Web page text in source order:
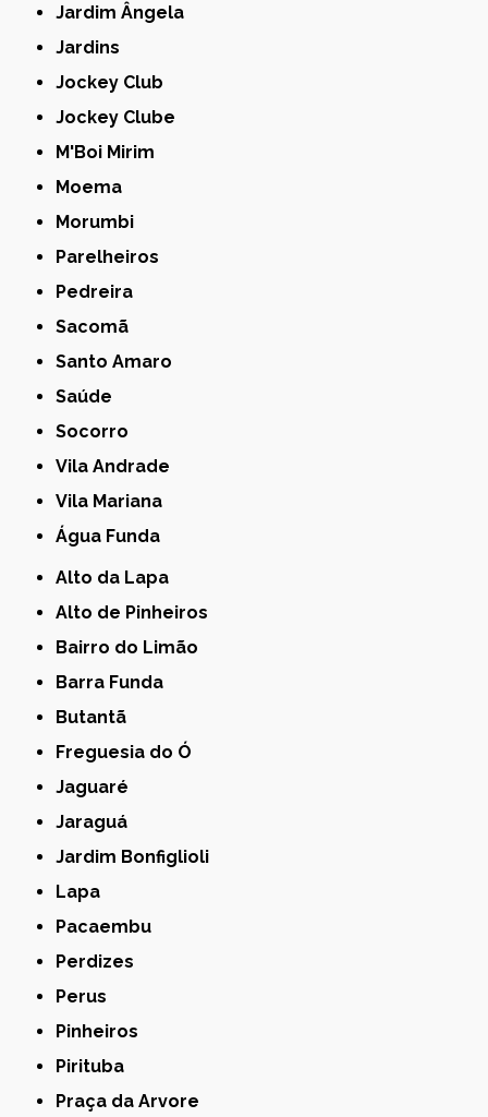
Jardim Ângela
Jardins
Jockey Club
Jockey Clube
M'Boi Mirim
Moema
Morumbi
Parelheiros
Pedreira
Sacomã
Santo Amaro
Saúde
Socorro
Vila Andrade
Vila Mariana
Água Funda
Alto da Lapa
Alto de Pinheiros
Bairro do Limão
Barra Funda
Butantã
Freguesia do Ó
Jaguaré
Jaraguá
Jardim Bonfiglioli
Lapa
Pacaembu
Perdizes
Perus
Pinheiros
Pirituba
Praça da Arvore